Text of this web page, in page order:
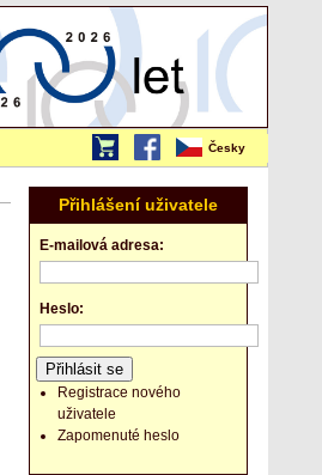
Česky
Přihlášení uživatele
E-mailová adresa:
Heslo:
Registrace nového
uživatele
Zapomenuté heslo